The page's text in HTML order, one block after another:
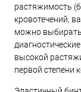
растяжимость
кровотечений,
можно
высокой
первой степени